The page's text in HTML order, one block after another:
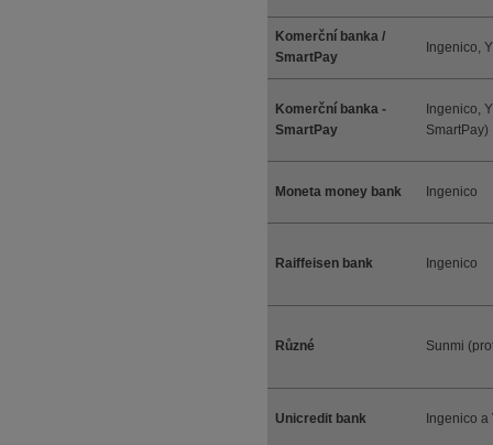
Komerční banka /
SmartPay
Ingenico,
Komerční banka -
SmartPay
Ingenico,
SmartPay)
Moneta money bank Ingenico
Raiffeisen bank Ingenico
Různé Sunmi
Unicredit bank Ingenico